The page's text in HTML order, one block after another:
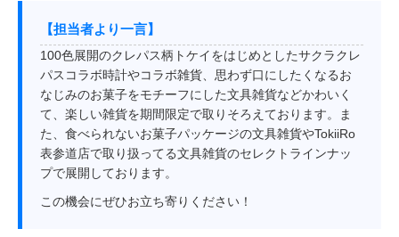
【担当者より一言】
100色展開のクレパス柄トケイをはじめとしたサクラクレ
パスコラボ時計やコラボ雑貨、思わず口にしたくなるお
なじみのお菓子をモチーフにした文具雑貨などかわいく
て、楽しい雑貨を期間限定で取りそろえております。ま
た、食べられないお菓子パッケージの文具雑貨やTokiiRo
表参道店で取り扱ってる文具雑貨のセレクトラインナッ
プで展開しております。
この機会にぜひお立ち寄りください！